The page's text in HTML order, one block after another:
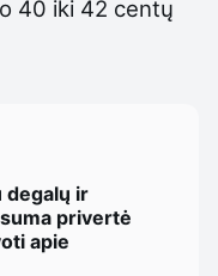
40 iki 42 centų
degalų ir
privertė
apie